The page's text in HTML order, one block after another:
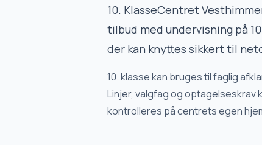
10. KlasseCentret
tilbud med undervisning på
der kan knyttes sikkert til
10. klasse kan bruges til faglig
Linjer, valgfag og optagelseskrav
kontrolleres på centrets egen